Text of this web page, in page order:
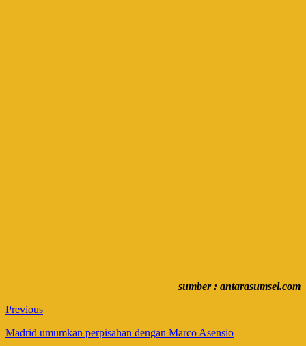
sumber : antarasumsel.com
Previous
Madrid umumkan perpisahan dengan Marco Asensio